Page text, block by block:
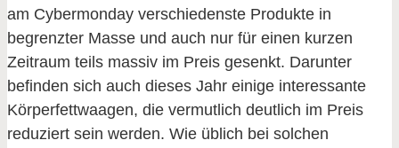
am Cybermonday verschiedenste Produkte in
begrenzter Masse und auch nur für einen kurzen
Zeitraum teils massiv im Preis gesenkt. Darunter
befinden sich auch dieses Jahr einige interessante
Körperfettwaagen, die vermutlich deutlich im Preis
reduziert sein werden. Wie üblich bei solchen